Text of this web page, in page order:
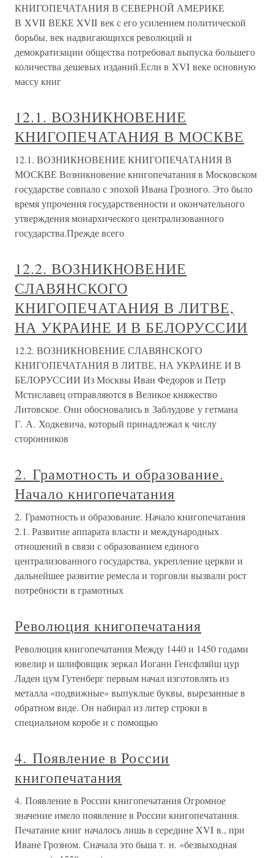
КНИГОПЕЧАТАНИЯ В СЕВЕРНОЙ АМЕРИКЕ
В XVII ВЕКЕ XVII век с его усилением политической
борьбы, век надвигающихся революций и
демократизации общества потребовал выпуска большего
количества дешевых изданий.Если в XVI веке основную
массу книг
12.1. ВОЗНИКНОВЕНИЕ
КНИГОПЕЧАТАНИЯ В МОСКВЕ
12.1. ВОЗНИКНОВЕНИЕ КНИГОПЕЧАТАНИЯ В
МОСКВЕ Возникновение книгопечатания в Московском
государстве совпало с эпохой Ивана Грозного. Это было
время упрочения государственности и окончательного
утверждения монархического централизованного
государства.Прежде всего
12.2. ВОЗНИКНОВЕНИЕ
СЛАВЯНСКОГО
КНИГОПЕЧАТАНИЯ В ЛИТВЕ,
НА УКРАИНЕ И В БЕЛОРУССИИ
12.2. ВОЗНИКНОВЕНИЕ СЛАВЯНСКОГО
КНИГОПЕЧАТАНИЯ В ЛИТВЕ, НА УКРАИНЕ И В
БЕЛОРУССИИ Из Москвы Иван Федоров и Петр
Мстиславец отправляются в Великое княжество
Литовское. Они обосновались в Заблудове у гетмана
Г. А. Ходкевича, который принадлежал к числу
сторонников
2. Грамотность и образование.
Начало книгопечатания
2. Грамотность и образование. Начало книгопечатания
2.1. Развитие аппарата власти и международных
отношений в связи с образованием единого
централизованного государства, укрепление церкви и
дальнейшее развитие ремесла и торговли вызвали рост
потребности в грамотных
Революция книгопечатания
Революция книгопечатания Между 1440 и 1450 годами
ювелир и шлифовщик зеркал Иоганн Генсфляйш цур
Ладен цум Гутенберг первым начал изготовлять из
металла «подвижные» выпуклые буквы, вырезанные в
обратном виде. Он набирал из литер строки в
специальном коробе и с помощью
4. Появление в России
книгопечатания
4. Появление в России книгопечатания Огромное
значение имело появление в России книгопечатания.
Печатание книг началось лишь в середине XVI в., при
Иване Грозном. Сначала это бьша т. н. «безвыходная